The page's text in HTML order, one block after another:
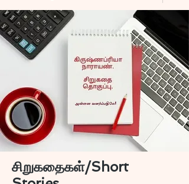
சிறுகதைகள்/Short